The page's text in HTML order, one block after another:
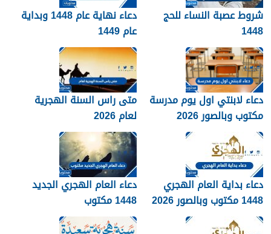
شروط عصبة النساء للحج
1448
دعاء نهاية عام 1448 وبداية
عام 1449
دعاء لابنتي اول يوم مدرسة
مكتوب وبالصور 2026
متى راس السنة الهجرية
لعام 2026
دعاء بداية العام الهجري
1448 مكتوب وبالصور 2026
دعاء العام الهجري الجديد
1448 مكتوب